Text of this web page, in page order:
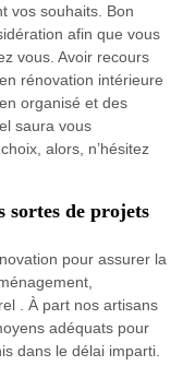
vos souhaits. Bon
afin que vous
vous. Avoir recours
rénovation intérieure
organisé et des
saura vous
alors, n’hésitez
sortes de projets
pour assurer la
. À part nos artisans
adéquats pour
dans le délai imparti.